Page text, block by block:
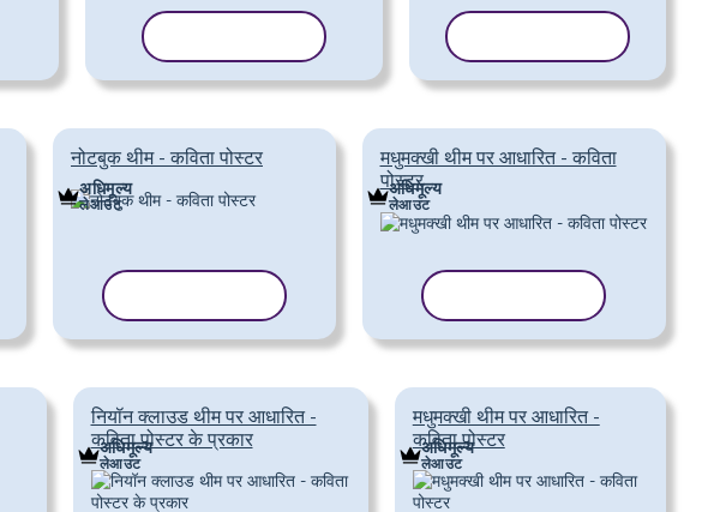
नोटबुक थीम - कविता पोस्टर
अधिमूल्य
लेआउट
मधुमक्खी थीम पर आधारित - कविता
पोस्टर
अधिमूल्य
लेआउट
नियॉन क्लाउड थीम पर आधारित -
कविता पोस्टर के प्रकार
अधिमूल्य
लेआउट
मधुमक्खी थीम पर आधारित -
कविता पोस्टर
अधिमूल्य
लेआउट